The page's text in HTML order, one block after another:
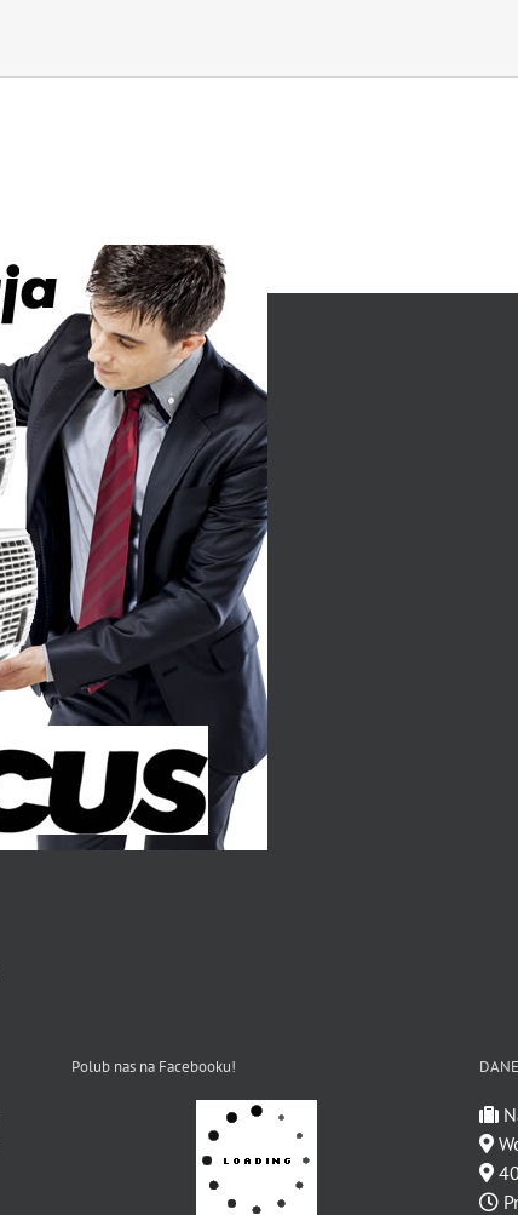
Polub nas na Facebooku!